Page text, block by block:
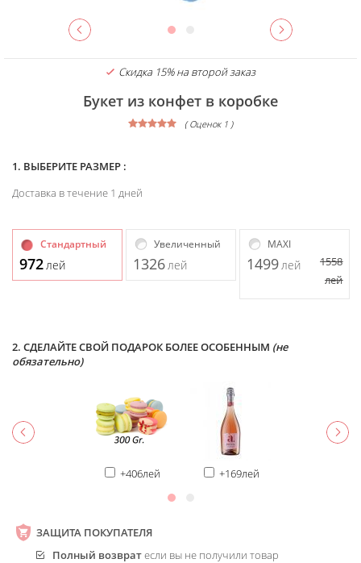
Скидка 15% на второй заказ
Букет из конфет в коробке
( Оценок 1 )
1. ВЫБЕРИТЕ РАЗМЕР :
Доставка в течение 1 дней
Стандартный
972лей
Увеличенный
1326лей
MAXI
1499лей
1558
лей
2. СДЕЛАЙТЕ СВОЙ ПОДАРОК БОЛЕЕ ОСОБЕННЫМ (не
обязательно)
+406лей +169лей
ЗАЩИТА ПОКУПАТЕЛЯ
Полный возвратесли вы не получили товар